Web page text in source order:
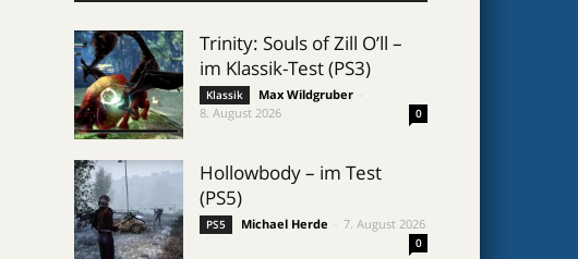
Trinity: Souls of Zill O’ll –
im Klassik-Test (PS3)
Klassik Max Wildgruber
8. August 2026
0
Hollowbody – im Test
(PS5)
PS5 Michael Herde 7. August 2026
0